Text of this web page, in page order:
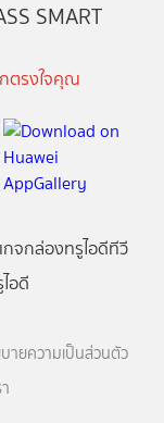
SMART
ตรงใจคุณ
กจกล่องทรูไอดีทีวี
อดี
บายความเป็นส่วนตัว